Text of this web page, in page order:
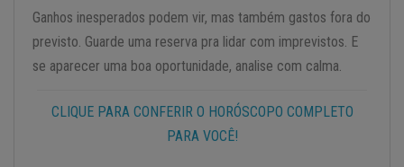
Ganhos inesperados podem vir, mas também gastos fora do
previsto. Guarde uma reserva pra lidar com imprevistos. E
se aparecer uma boa oportunidade, analise com calma.
CLIQUE PARA CONFERIR O HORÓSCOPO COMPLETO
PARA VOCÊ!